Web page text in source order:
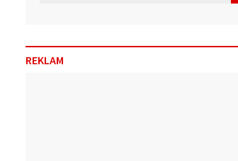
REKLAM